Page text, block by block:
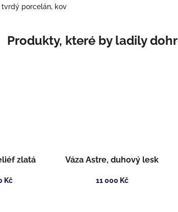
porcelán, kov
zlatá
Kč
Váza Astre, duhový lesk
11 000 Kč